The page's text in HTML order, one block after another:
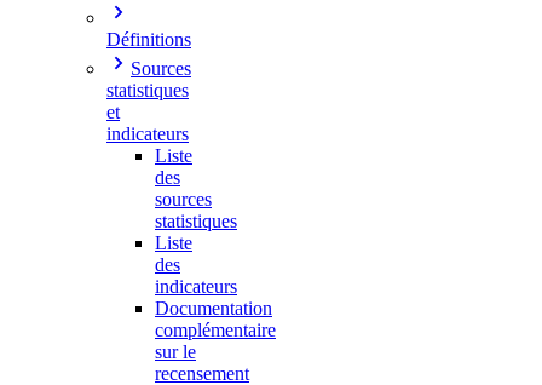
Définitions
Sources
statistiques
et
indicateurs
Liste
des
sources
statistiques
Liste
des
indicateurs
Documentation
complémentaire
sur le
recensement